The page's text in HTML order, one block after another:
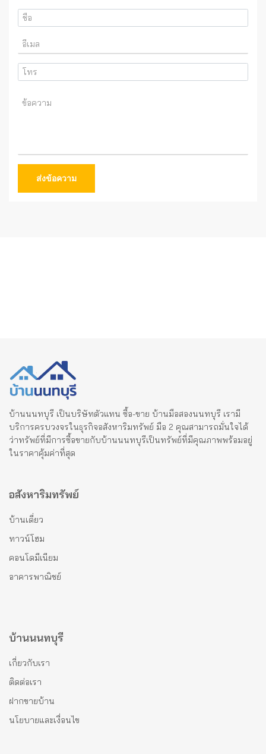
ส่งข้อความ
บ้านนนทบุรี เป็นบริษัทตัวแทน ซื้อ-ขาย บ้านมือสองนนทบุรี เรามี
บริการครบวงจรในธุรกิจอสังหาริมทรัพย์ มือ 2 คุณสามารถมั่นใจได้
ว่าทรัพย์ที่มีการซื้อขายกับบ้านนนทบุรีเป็นทรัพย์ที่มีคุณภาพพร้อมอยู่
ในราคาคุ้มค่าที่สุด
อสังหาริมทรัพย์
บ้านเดี่ยว
ทาวน์โฮม
คอนโดมีเนียม
อาคารพาณิชย์
บ้านนนทบุรี
เกี่ยวกับเรา
ติดต่อเรา
ฝากขายบ้าน
นโยบายและเงื่อนไข